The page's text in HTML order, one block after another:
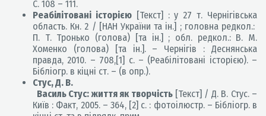
С. 108 – 111.
Реабілітовані історією[Текст] : у 27 т. Чернігівська
область. Кн. 2 / [НАН України та ін.] ; головна редкол.:
П. Т. Тронько (голова) [та ін.] ; обл. редкол.: В. М.
Хоменко (голова) [та ін.]. – Чернігів : Деснянська
правда, 2010. – 708,[1] с. – (Реабілітовані історією). –
Бібліогр. в кіцні ст. – (в опр.).
Стус, Д. В.
Василь Стус: життя як творчість[Текст] / Д. В. Стус. –
Київ : Факт, 2005. – 364, [2] с. : фотоілюстр. – Бібліогр. в